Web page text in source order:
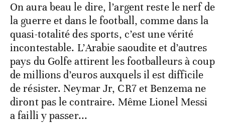
On aura beau le dire, l’argent reste le nerf de
la guerre et dans le football, comme dans la
quasi-totalité des sports, c’est une vérité
incontestable. L’Arabie saoudite et d’autres
pays du Golfe attirent les footballeurs à coup
de millions d’euros auxquels il est difficile
de résister. Neymar Jr, CR7 et Benzema ne
diront pas le contraire. Même Lionel Messi
a failli y passer...